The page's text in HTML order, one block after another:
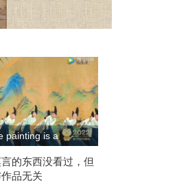
painting is a
with the
的东西没看过，但
品无关